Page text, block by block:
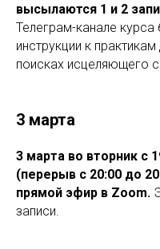
высылаются 1 и 2
Телеграм-канале
инструкции к
поисках исцеляющего
3 марта
3 марта во вторник с
(перерыв с 20:00 до
прямой эфир в Zoom.
записи.